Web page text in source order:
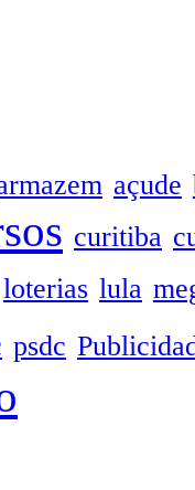
açude
curitiba
loterias lula
psdc